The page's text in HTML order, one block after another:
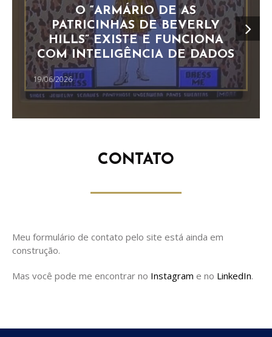
O “ARMÁRIO DE AS
PATRICINHAS DE BEVERLY
HILLS” EXISTE E FUNCIONA
COM INTELIGÊNCIA DE DADOS
19/06/2026
CONTATO
Meu formulário de contato pelo site está ainda em
construção.
Mas você pode me encontrar no Instagram e no LinkedIn.